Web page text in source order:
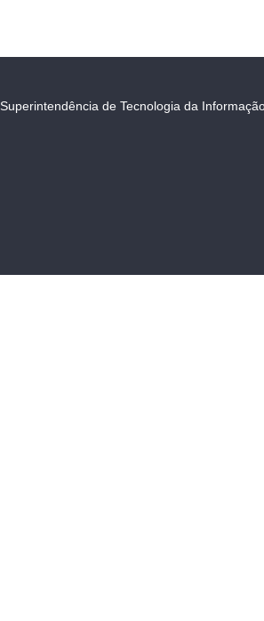
Superintendência de Tecnologia da